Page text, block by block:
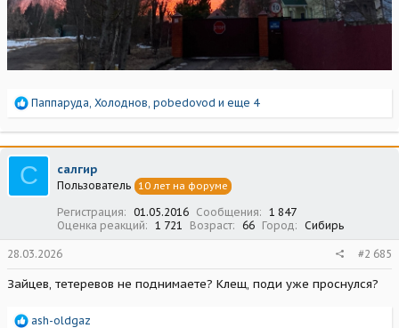
Р
а
к
ц
и
и
Паппаруда Холоднов pobedovod и еще 4
С салгир
Пользователь 10 лет на форуме
Регистрация 01.05.2016 Сообщения
1 847
Оценка реакций
1 721 Возраст 66 Город Сибирь
28.03.2026 #2 685
Зайцев, тетеревов не поднимаете? Клещ, поди уже проснулся?
Р
ash-oldgaz